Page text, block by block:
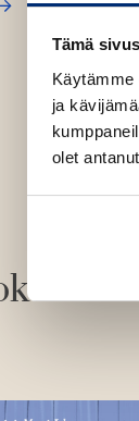
Tämä
ja
olet